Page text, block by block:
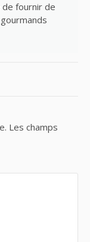
de fournir de
Les champs